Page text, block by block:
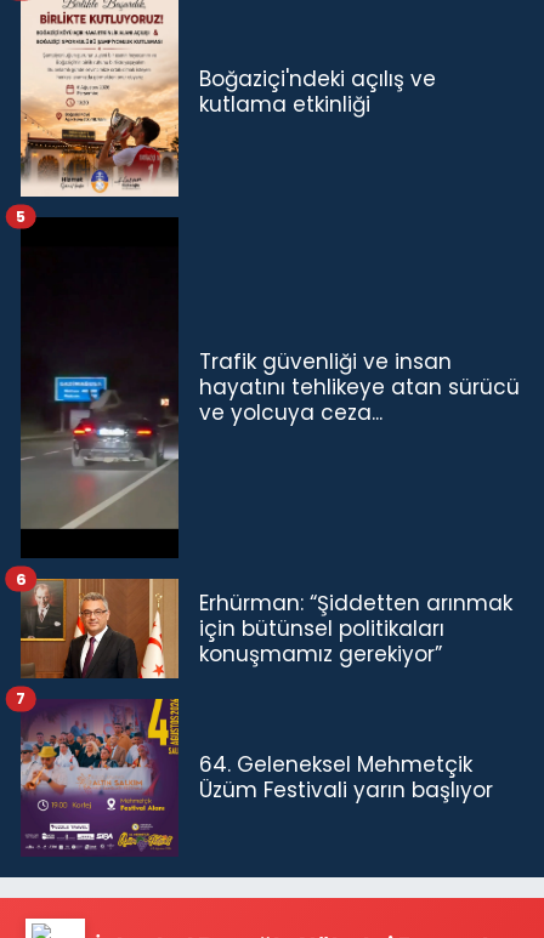
Boğaziçi'ndeki açılış ve
kutlama etkinliği
Trafik güvenliği ve insan
hayatını tehlikeye atan sürücü
ve yolcuya ceza...
5
Erhürman: “Şiddetten arınmak
için bütünsel politikaları
konuşmamız gerekiyor”
6
64. Geleneksel Mehmetçik
Üzüm Festivali yarın başlıyor
7